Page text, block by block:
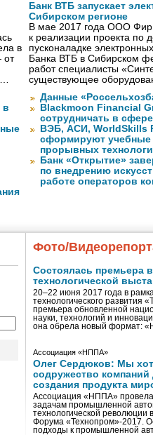
в
от
…
в
Банк ВТБ запускает
Сибирском регионе
В мае 2017 года ООО
к реализации проекта по
пусконаладке
Банка ВТБ в Сибирском
работ специалисты
существующее
Данные
Blackmoon Financial
сотрудничать в
ВЭБ, АСИ, WorldSkills
сформируют учебные
прорывных
Банк «Открытие»
по внедрению
работе операторов
Фото/
Состоялась премьера
технологической
20–22 июня 2017 года в
технологического развития
премьера обновленной
науки, технологий и
она обрела новый формат:
Ассоциация «НППА»
Олег Сердюков: Мы
содружество компаний
создания продукта
Ассоциация «НППА»
задачам промышленной
технологической революции
Форума «Технопром»-2017.
подходы к промышленной